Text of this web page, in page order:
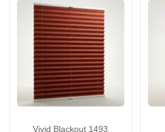
Vivid Blackout 1493